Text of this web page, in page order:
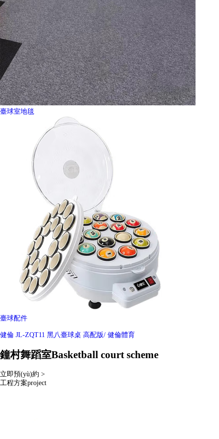
臺球室地毯
臺球配件
健倫 JL-ZQT11 黑八臺球桌 高配版/ 健倫體育
鐘村舞蹈室Basketball court scheme
立即預(yù)約 >
工程方案project